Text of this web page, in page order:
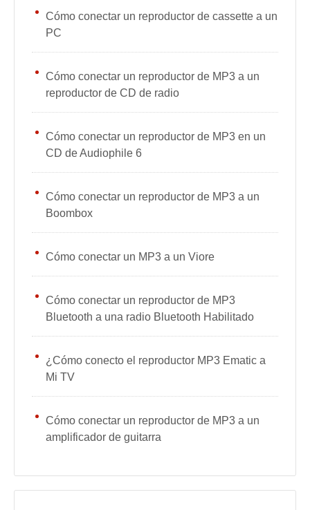
Cómo conectar un reproductor de cassette a un
PC
Cómo conectar un reproductor de MP3 a un
reproductor de CD de radio
Cómo conectar un reproductor de MP3 en un
CD de Audiophile 6
Cómo conectar un reproductor de MP3 a un
Boombox
Cómo conectar un MP3 a un Viore
Cómo conectar un reproductor de MP3
Bluetooth a una radio Bluetooth Habilitado
¿Cómo conecto el reproductor MP3 Ematic a
Mi TV
Cómo conectar un reproductor de MP3 a un
amplificador de guitarra